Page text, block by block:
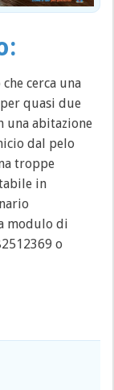
cerca una
quasi due
una abitazione
dal pelo
troppe
in
modulo di
o